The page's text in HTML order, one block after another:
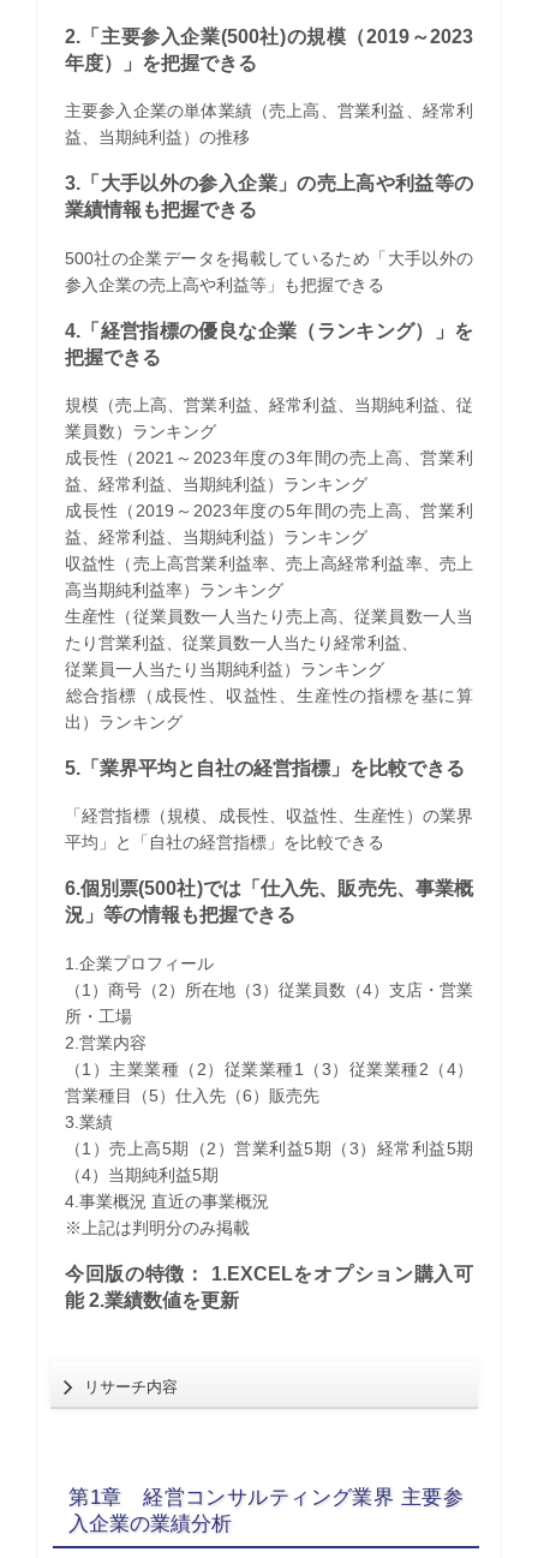
2.「主要参入企業(500社)の規模（2019～2023
年度）」を把握できる
主要参入企業の単体業績（売上高、営業利益、経常利
益、当期純利益）の推移
3.「大手以外の参入企業」の売上高や利益等の
業績情報も把握できる
500社の企業データを掲載しているため「大手以外の
参入企業の売上高や利益等」も把握できる
4.「経営指標の優良な企業（ランキング）」を
把握できる
規模（売上高、営業利益、経常利益、当期純利益、従
業員数）ランキング
成長性（2021～2023年度の3年間の売上高、営業利
益、経常利益、当期純利益）ランキング
成長性（2019～2023年度の5年間の売上高、営業利
益、経常利益、当期純利益）ランキング
収益性（売上高営業利益率、売上高経常利益率、売上
高当期純利益率）ランキング
生産性（従業員数一人当たり売上高、従業員数一人当
たり営業利益、従業員数一人当たり経常利益、
従業員一人当たり当期純利益）ランキング
​総合指標（成長性、収益性、生産性の指標を基に算
出）ランキング
5.「業界平均と自社の経営指標」を比較できる
「経営指標（規模、成長性、収益性、生産性）の業界
平均」と「自社の経営指標」を比較できる
6.個別票(500社)では「仕入先、販売先、事業概
況」等の情報も把握できる
1.企業プロフィール
（1）商号（2）所在地（3）従業員数（4）支店・営業
所・工場
2.営業内容
（1）主業業種（2）従業業種1（3）従業業種2（4）
営業種目（5）仕入先（6）販売先
3.業績
（1）売上高5期（2）営業利益5期（3）経常利益5期
（4）当期純利益5期
4.事業概況 直近の事業概況
※上記は判明分のみ掲載
今回版の特徴： 1.EXCELをオプション購入可
能 2.業績数値を更新
リサーチ内容
第1章 経営コンサルティング業界 主要参
入企業の業績分析